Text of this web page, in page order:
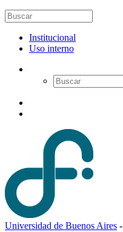
Institucional
Uso interno
Universidad de Buenos Aires -